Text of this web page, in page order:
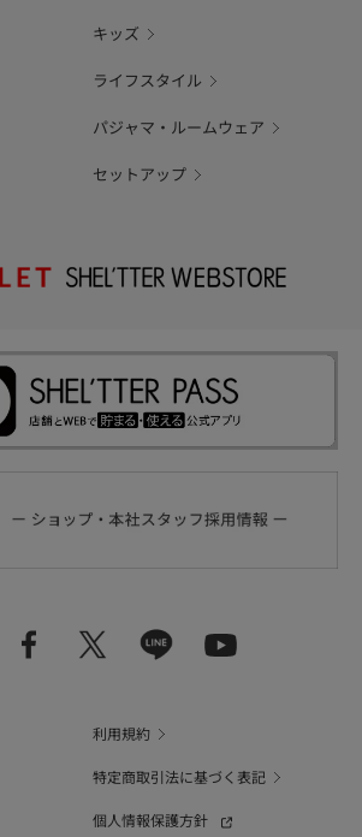
キッズ
ライフスタイル
パジャマ・ルームウェア
セットアップ
利用規約
特定商取引法に基づく表記
個人情報保護方針